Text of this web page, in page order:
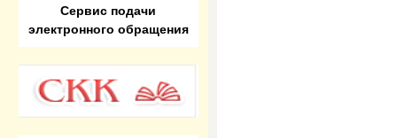
Сервис подачи
электронного обращения